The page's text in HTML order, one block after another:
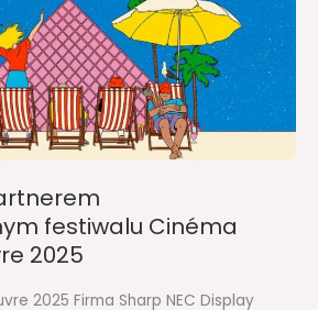
festiwalu Cinéma
2025
2025 Firma Sharp NEC Display